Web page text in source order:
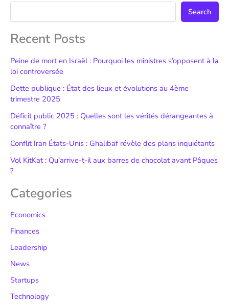
Search
Recent Posts
Peine de mort en Israël : Pourquoi les ministres s’opposent à la
loi controversée
Dette publique : État des lieux et évolutions au 4ème
trimestre 2025
Déficit public 2025 : Quelles sont les vérités dérangeantes à
connaître ?
Conflit Iran États-Unis : Ghalibaf révèle des plans inquiétants
Vol KitKat : Qu’arrive-t-il aux barres de chocolat avant Pâques
?
Categories
Economics
Finances
Leadership
News
Startups
Technology